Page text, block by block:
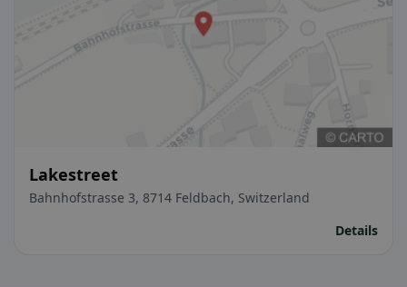
Lakestreet
Bahnhofstrasse 3, 8714 Feldbach, Switzerland
Details